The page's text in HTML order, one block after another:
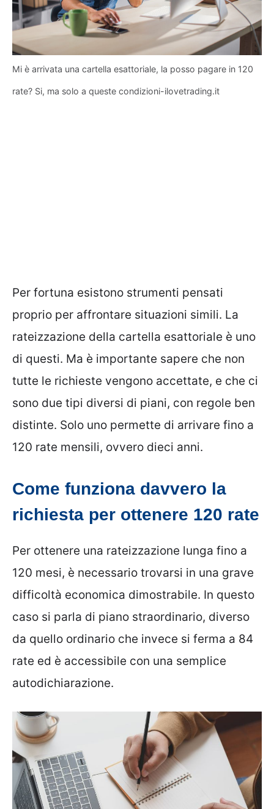
Mi è arrivata una cartella esattoriale, la posso pagare in 120
rate? Si, ma solo a queste condizioni-ilovetrading.it
Per fortuna esistono strumenti pensati
proprio per affrontare situazioni simili. La
rateizzazione della cartella esattoriale è uno
di questi. Ma è importante sapere che non
tutte le richieste vengono accettate, e che ci
sono due tipi diversi di piani, con regole ben
distinte. Solo uno permette di arrivare fino a
120 rate mensili, ovvero dieci anni.
Come funziona davvero la
richiesta per ottenere 120 rate
Per ottenere una rateizzazione lunga fino a
120 mesi, è necessario trovarsi in una grave
difficoltà economica dimostrabile. In questo
caso si parla di piano straordinario, diverso
da quello ordinario che invece si ferma a 84
rate ed è accessibile con una semplice
autodichiarazione.